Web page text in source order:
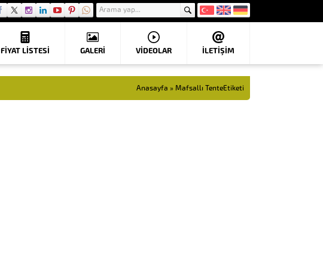
FIYAT LISTESI GALERİ VIDEOLAR İLETİŞİM
Anasayfa » Mafsallı TenteEtiketi